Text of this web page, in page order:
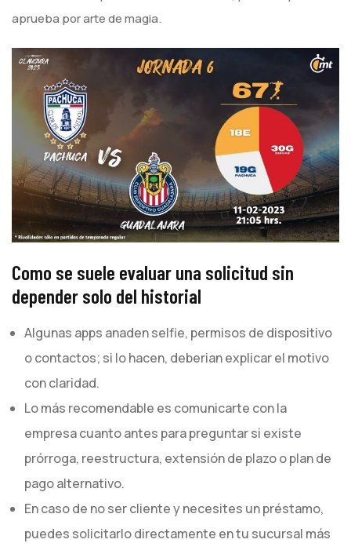
aprueba por arte de magia.
Como se suele evaluar una solicitud sin
depender solo del historial
Algunas apps anaden selfie, permisos de dispositivo
o contactos; si lo hacen, deberian explicar el motivo
con claridad.
Lo más recomendable es comunicarte con la
empresa cuanto antes para preguntar si existe
prórroga, reestructura, extensión de plazo o plan de
pago alternativo.
En caso de no ser cliente y necesites un préstamo,
puedes solicitarlo directamente en tu sucursal más